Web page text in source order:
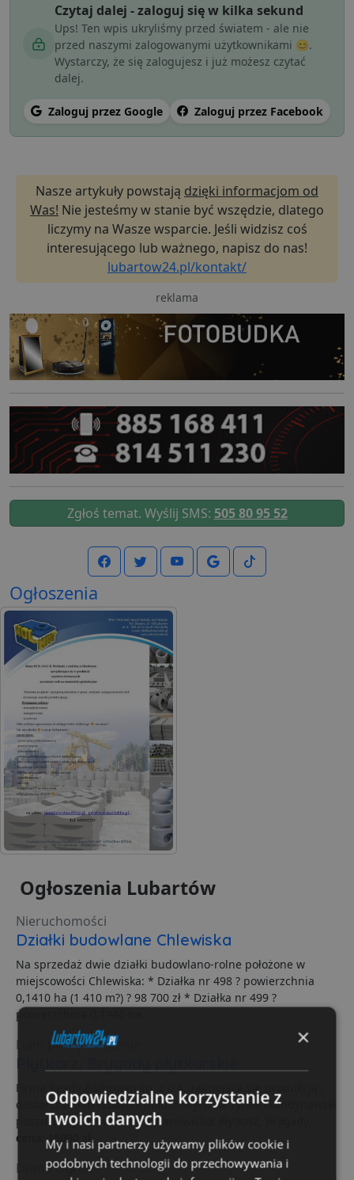
Czytaj dalej - zaloguj się w kilka sekund
Ups! Ten wpis ukryliśmy przed światem - ale nie
przed naszymi zalogowanymi użytkownikami 😊.
Wystarczy, że się zalogujesz i już możesz czytać
dalej.
Zaloguj przez Google Zaloguj przez Facebook
Nasze artykuły powstają dzięki informacjom od
Was! Nie jesteśmy w stanie być wszędzie, dlatego
liczymy na Wasze wsparcie. Jeśli widzisz coś
interesującego lub ważnego, napisz do nas!
lubartow24.pl/kontakt/
reklama
Zgłoś temat. Wyślij SMS: 505 80 95 52
Ogłoszenia
Ogłoszenia Lubartów
Nieruchomości
Działki budowlane Chlewiska
Na sprzedaż dwie działki budowlano-rolne położone w
miejscowości Chlewiska: * Działka nr 498 ? powierzchnia
0,1410 ha (1 410 m?) ? 98 700 zł * Działka nr 499 ?
powierzchnia 0,1446 ha...
Dam pracę / zlecenie
Płytkarz, Brygady płytkarskie
Firma Ready Bathroom sp. z o.o. zajmująca się produkcją i
dostarczaniem łazienek modułowych na rynek skandynawski
poszukuje pracownika na stanowisko: Płytkarz, Brygady...
cena: 15000 zł
Dom i Ogród
×
Odpowiedzialne korzystanie z
Twoich danych
My i nasi partnerzy używamy plików cookie i
podobnych technologii do przechowywania i